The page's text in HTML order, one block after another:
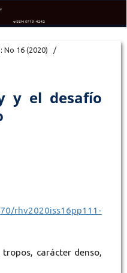
No 16 (2020)
/
y el desafío
rhv2020iss16pp111-
carácter denso,